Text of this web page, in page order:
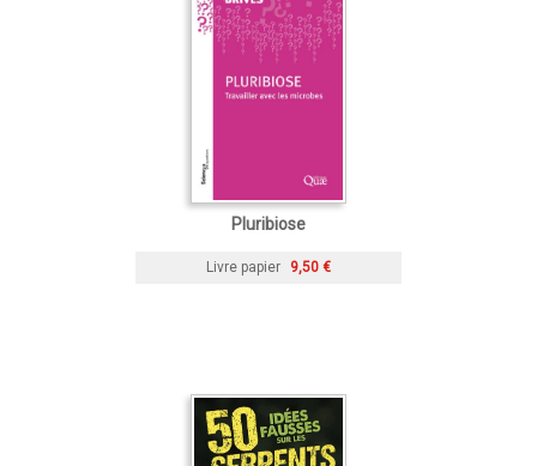
Pluribiose
Livre papier 9,50 €